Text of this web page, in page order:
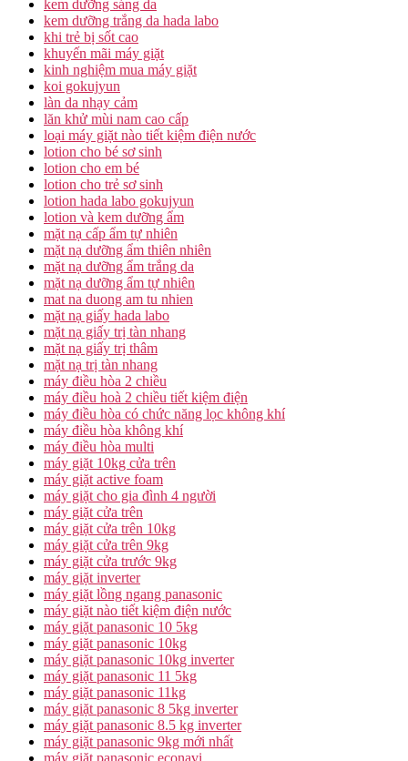
kem dưỡng sáng da
kem dưỡng trắng da hada labo
khi trẻ bị sốt cao
khuyến mãi máy giặt
kinh nghiệm mua máy giặt
koi gokujyun
làn da nhạy cảm
lăn khử mùi nam cao cấp
loại máy giặt nào tiết kiệm điện nước
lotion cho bé sơ sinh
lotion cho em bé
lotion cho trẻ sơ sinh
lotion hada labo gokujyun
lotion và kem dưỡng ẩm
mặt nạ cấp ẩm tự nhiên
mặt nạ dưỡng ẩm thiên nhiên
mặt nạ dưỡng ẩm trắng da
mặt nạ dưỡng ẩm tự nhiên
mat na duong am tu nhien
mặt nạ giấy hada labo
mặt nạ giấy trị tàn nhang
mặt nạ giấy trị thâm
mặt nạ trị tàn nhang
máy điều hòa 2 chiều
máy điều hoà 2 chiều tiết kiệm điện
máy điều hòa có chức năng lọc không khí
máy điều hòa không khí
máy điều hòa multi
máy giặt 10kg cửa trên
máy giặt active foam
máy giặt cho gia đình 4 người
máy giặt cửa trên
máy giặt cửa trên 10kg
máy giặt cửa trên 9kg
máy giặt cửa trước 9kg
máy giặt inverter
máy giặt lồng ngang panasonic
máy giặt nào tiết kiệm điện nước
máy giặt panasonic 10 5kg
máy giặt panasonic 10kg
máy giặt panasonic 10kg inverter
máy giặt panasonic 11 5kg
máy giặt panasonic 11kg
máy giặt panasonic 8 5kg inverter
máy giặt panasonic 8.5 kg inverter
máy giặt panasonic 9kg mới nhất
máy giặt panasonic econavi